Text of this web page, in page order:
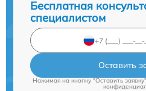
Бесплатная
специалистом
Оставить
Нажимая на кнопку "Оставить